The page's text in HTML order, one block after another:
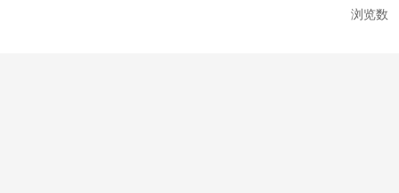
浏览数